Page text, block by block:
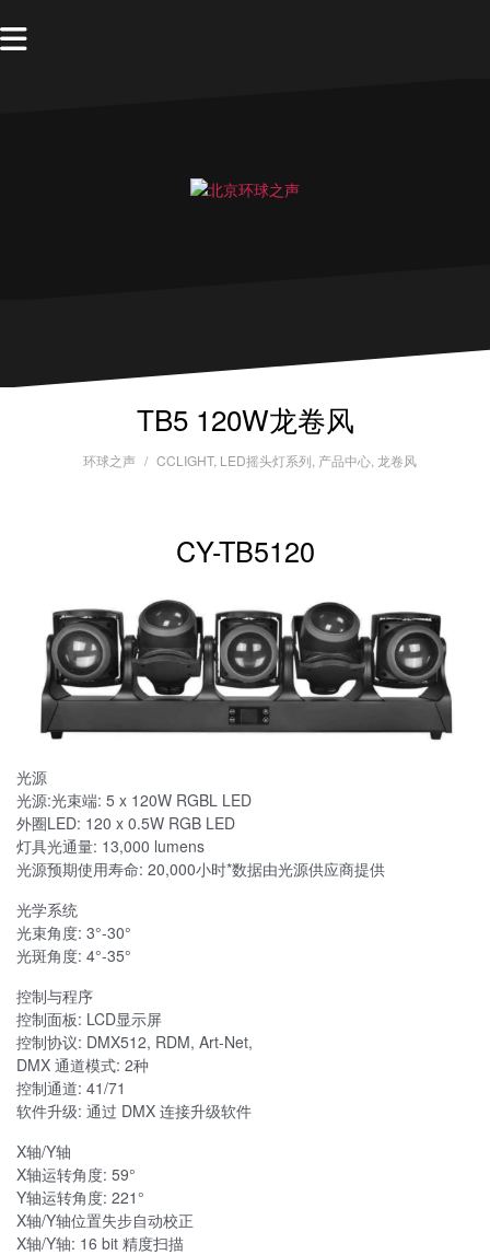
TB5 120W龙卷风
环球之声 CCLIGHT, LED摇头灯系列 产品中心, 龙卷风
CY-TB5120
光源
光源:光束端: 5 x 120W RGBL LED
外圈LED: 120 x 0.5W RGB LED
灯具光通量: 13,000 lumens
光源预期使用寿命: 20,000小时*数据由光源供应商提供
光学系统
光束角度: 3°-30°
光斑角度: 4°-35°
控制与程序
控制面板: LCD显示屏
控制协议: DMX512, RDM, Art-Net,
DMX 通道模式: 2种
控制通道: 41/71
软件升级: 通过 DMX 连接升级软件
X轴/Y轴
X轴运转角度: 59°
Y轴运转角度: 221°
X轴/Y轴位置失步自动校正
X轴/Y轴: 16 bit 精度扫描